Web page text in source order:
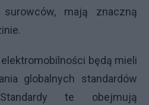
mają znaczną
będą mieli
globalnych standardów
te obejmują